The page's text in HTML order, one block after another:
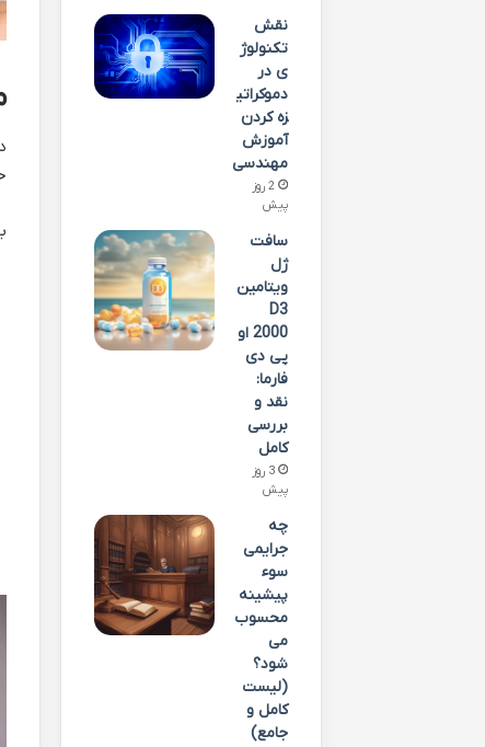
نقش
تکنولوژ
ی در
دموکراتی
زه کردن
آموزش
مهندسی
2 روز
پیش
سافت
ژل
ویتامین
D3
2000 او
پی دی
فارما:
نقد و
بررسی
کامل
3 روز
پیش
چه
جرایمی
سوء
پیشینه
محسوب
می
شود؟
(لیست
کامل و
جامع)